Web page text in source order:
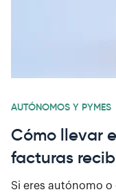
AUTÓNOMOS Y PYMES
Cómo llevar
facturas
Si eres autónomo